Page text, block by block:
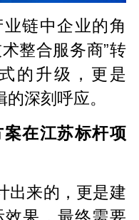
链中企业的角
整合服务商”转
的升级，更是
深刻呼应。
在江苏标杆项
出来的，更是建
果，最终需要